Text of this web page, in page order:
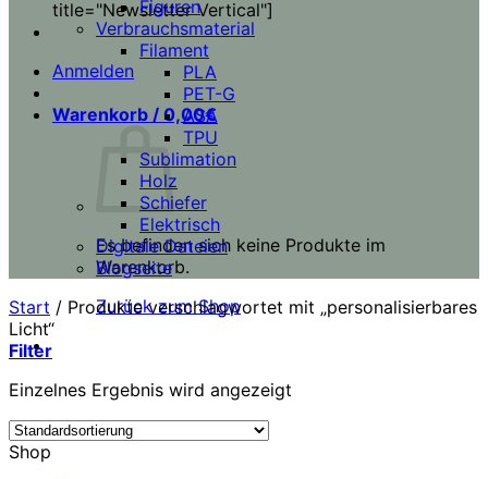
title="Newsletter Vertical"]
Anmelden
Warenkorb / 0,00€
Es befinden sich keine Produkte im
Warenkorb.
Zurück zum Shop
Figuren
Verbrauchsmaterial
Filament
PLA
PET-G
ASA
TPU
Sublimation
Holz
Schiefer
Elektrisch
Digitale Dateien
Blogseite
Start / Produkte verschlagwortet mit „personalisierbares
Licht“
Filter
Einzelnes Ergebnis wird angezeigt
Shop